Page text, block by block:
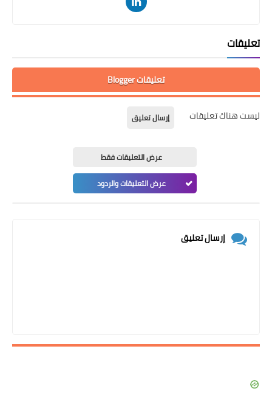
تعليقات
تعليقات Blogger
ليست هناك تعليقات إرسال تعليق
عرض التعليقات فقط
عرض التعليقات والردود
إرسال تعليق